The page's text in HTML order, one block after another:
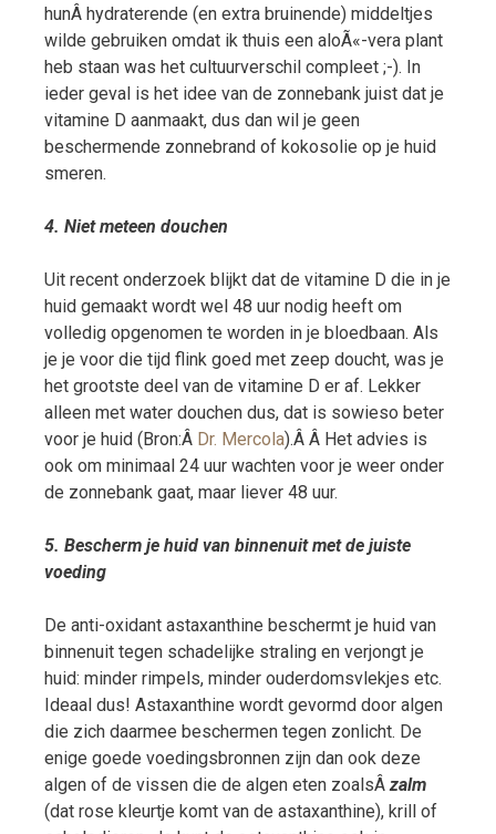
hunÂ hydraterende (en extra bruinende) middeltjes
wilde gebruiken omdat ik thuis een aloÃ«-vera plant
heb staan was het cultuurverschil compleet ;-). In
ieder geval is het idee van de zonnebank juist dat je
vitamine D aanmaakt, dus dan wil je geen
beschermende zonnebrand of kokosolie op je huid
smeren.
4. Niet meteen douchen
Uit recent onderzoek blijkt dat de vitamine D die in je
huid gemaakt wordt wel 48 uur nodig heeft om
volledig opgenomen te worden in je bloedbaan. Als
je je voor die tijd flink goed met zeep doucht, was je
het grootste deel van de vitamine D er af. Lekker
alleen met water douchen dus, dat is sowieso beter
voor je huid (Bron:Â Dr. Mercola).Â Â Het advies is
ook om minimaal 24 uur wachten voor je weer onder
de zonnebank gaat, maar liever 48 uur.
5. Bescherm je huid van binnenuit met de juiste
voeding
De anti-oxidant astaxanthine beschermt je huid van
binnenuit tegen schadelijke straling en verjongt je
huid: minder rimpels, minder ouderdomsvlekjes etc.
Ideaal dus! Astaxanthine wordt gevormd door algen
die zich daarmee beschermen tegen zonlicht. De
enige goede voedingsbronnen zijn dan ook deze
algen of de vissen die de algen eten zoalsÂzalm
(dat rose kleurtje komt van de astaxanthine), krill of